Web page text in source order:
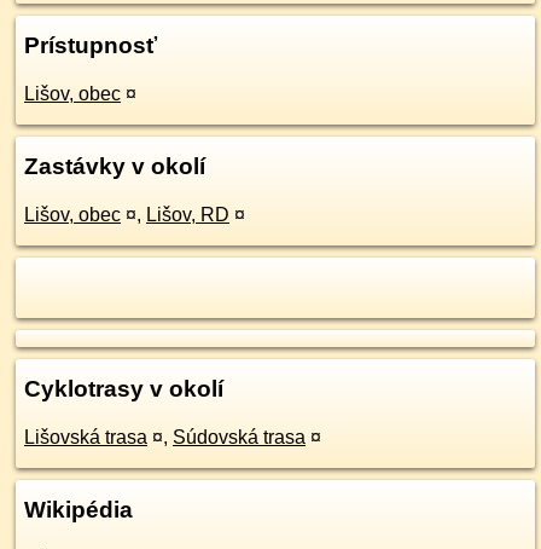
Prístupnosť
Lišov, obec ¤
Zastávky v okolí
Lišov, obec ¤, Lišov, RD ¤
Cyklotrasy v okolí
Lišovská trasa ¤, Súdovská trasa ¤
Wikipédia